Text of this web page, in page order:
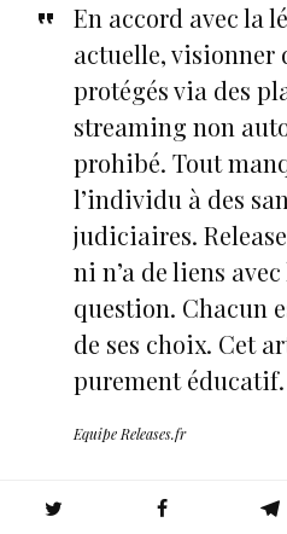
En accord avec la
actuelle, visionner
protégés via des
streaming non
prohibé. Tout
l’individu à des
judiciaires.
ni n’a de liens
question. Chacun
de ses choix. Cet
purement éducatif.
Equipe Releases.fr
Buzzmonclick.net :